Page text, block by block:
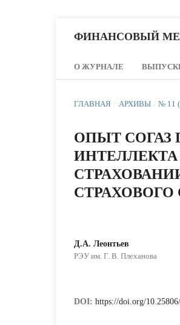
ФИНАНСОВЫЙ
О ЖУРНАЛЕ
ГЛАВНАЯ / АРХИВЫ / № 11
ОПЫТ СОГАЗ
СТРАХОВОГО
Д.А. Леонтьев
РЭУ им. Г. В. Плеханова
DOI: https://doi.org/